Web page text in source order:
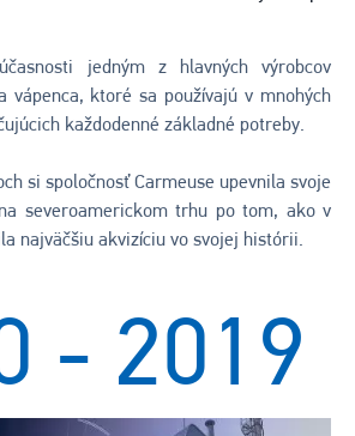
jedným z hlavných výrobcov
vápenca, ktoré sa používajú v mnohých
každodenné základné potreby.
si spoločnosť Carmeuse upevnila svoje
severoamerickom trhu po tom, ako v
najväčšiu akvizíciu vo svojej histórii.
- 2019